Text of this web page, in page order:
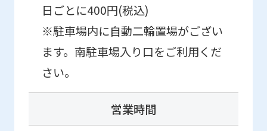
日ごとに400円(税込)
※駐車場内に自動二輪置場がござい
ます。南駐車場入り口をご利用くだ
さい。
営業時間